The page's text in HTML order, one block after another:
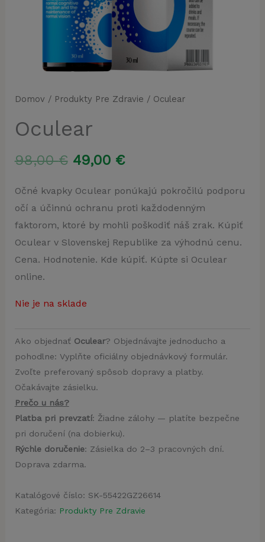
Domov / Produkty Pre Zdravie / Oculear
Oculear
98,00€ Pôvodná
cena
bola:
98,00 €.
49,00 €Aktuálna
cena
je:
49,00 €.
Očné kvapky Oculear ponúkajú pokročilú podporu
očí a účinnú ochranu proti každodenným
faktorom, ktoré by mohli poškodiť náš zrak. Kúpiť
Oculear v Slovenskej Republike za výhodnú cenu.
Cena. Hodnotenie. Kde kúpiť. Kúpte si Oculear
online.
Nie je na sklade
Ako objednať Oculear? Objednávajte jednoducho a
pohodlne: Vyplňte oficiálny objednávkový formulár.
Zvoľte preferovaný spôsob dopravy a platby.
Očakávajte zásielku.
Prečo u nás?
Platba pri prevzatí: Žiadne zálohy — platíte bezpečne
pri doručení (na dobierku).
Rýchle doručenie: Zásielka do 2–3 pracovných dní.
Doprava zdarma.
Katalógové číslo: SK-55422GZ26614
Kategória: Produkty Pre Zdravie